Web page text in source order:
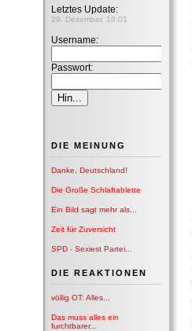
Letztes Update:
29. Dezember, 18:01
Username:
Passwort:
DIE MEINUNG
Danke, Deutschland!
Die Große Schlaftablette
Ein Bild sagt mehr als...
Zeit für Zuversicht
SPD - Sexiest Partei...
DIE REAKTIONEN
völlig OT: Alles...
Das muss alles ein
furchtbarer...